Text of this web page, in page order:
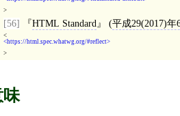
>
[56] HTML Standard (平成29(2017)年
<
https://html.spec.whatwg.org/#reflect
>